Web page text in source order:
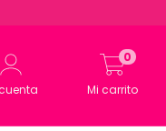
Mi carrito
0